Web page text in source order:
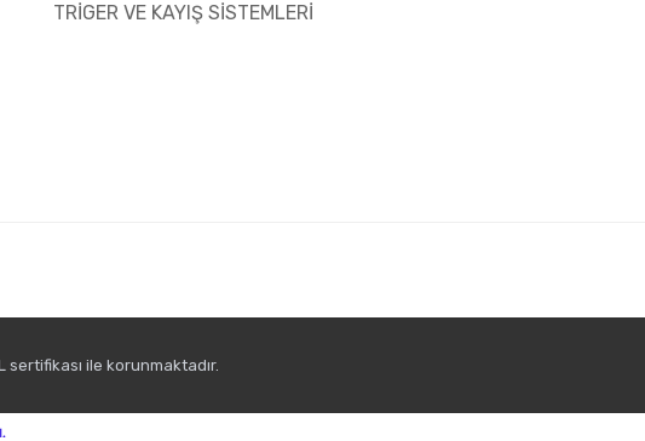
TRİGER VE KAYIŞ SİSTEMLERİ
ile korunmaktadır.